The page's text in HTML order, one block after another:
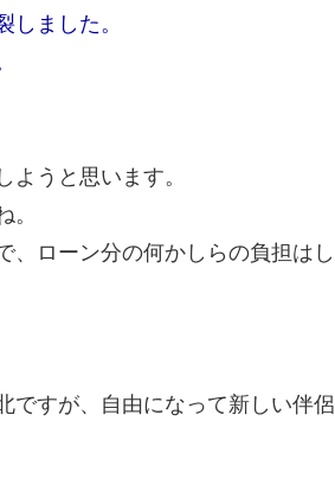
ました。
うと思います。
、ローン分の何かしらの負担はし
ですが、自由になって新しい伴侶